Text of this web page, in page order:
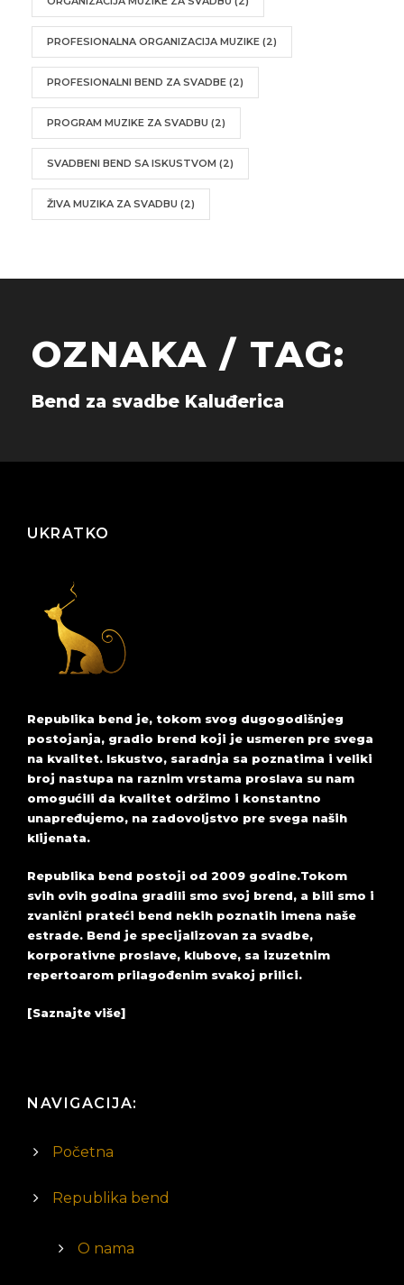
PROFESIONALNA ORGANIZACIJA MUZIKE (2)
PROFESIONALNI BEND ZA SVADBE (2)
PROGRAM MUZIKE ZA SVADBU (2)
SVADBENI BEND SA ISKUSTVOM (2)
ŽIVA MUZIKA ZA SVADBU (2)
OZNAKA / TAG:
Bend za svadbe Kaluđerica
UKRATKO
Republika bend je, tokom svog dugogodišnjeg
postojanja, gradio brend koji je usmeren pre svega
na kvalitet. Iskustvo, saradnja sa poznatima i veliki
broj nastupa na raznim vrstama proslava su nam
omogućili da kvalitet održimo i konstantno
unapređujemo, na zadovoljstvo pre svega naših
klijenata.
Republika bend postoji od 2009 godine.Tokom
svih ovih godina gradili smo svoj brend, a bili smo i
zvanični prateći bend nekih poznatih imena naše
estrade. Bend je specijalizovan za svadbe,
korporativne proslave, klubove, sa izuzetnim
repertoarom prilagođenim svakoj prilici.
[Saznajte više]
NAVIGACIJA:
Početna
Republika bend
O nama